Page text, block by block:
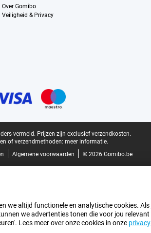
Over Gomibo
Veiligheid & Privacy
vermeld. Prijzen zijn exclusief verzendkosten.
of verzendmethoden: meer informatie.
Algemene voorwaarden © 2026 Gomibo.be
altijd functionele en analytische cookies. Als
we advertenties tonen die voor jou
Lees meer over onze cookies in onze